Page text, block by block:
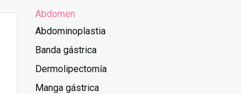
Abdomen
Abdominoplastia
Banda gástrica
Dermolipectomía
Manga gástrica